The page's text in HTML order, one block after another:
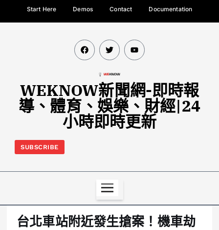
Start Here Demos Contact Documentation
WEKNOW新聞網-即時報
導、體育、娛樂、財經|24
小時即時更新
SUBSCRIBE
台北車站附近發生搶案！機車劫